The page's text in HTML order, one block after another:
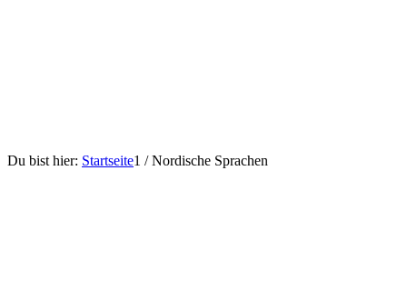
Du bist hier: Startseite1 / Nordische Sprachen